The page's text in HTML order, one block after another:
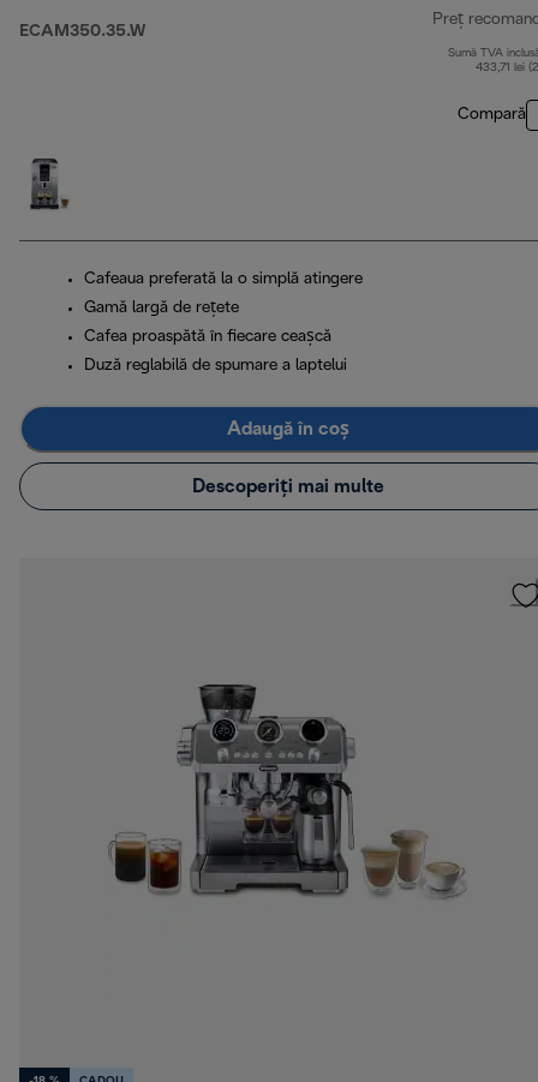
ECAM350.35.W
Preț
Sumă TVA
433,71 lei
Compară
Cafeaua preferată la o simplă atingere
Gamă largă de rețete
Cafea proaspătă în fiecare ceașcă
Duză reglabilă de spumare a laptelui
Adaugă în coș
Descoperiți mai multe